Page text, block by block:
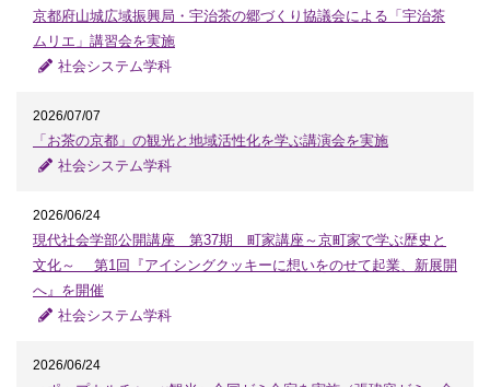
京都府山城広域振興局・宇治茶の郷づくり協議会による「宇治茶
ムリエ」講習会を実施
社会システム学科
2026/07/07
「お茶の京都」の観光と地域活性化を学ぶ講演会を実施
社会システム学科
2026/06/24
現代社会学部公開講座 第37期 町家講座～京町家で学ぶ歴史と
文化～ 第1回『アイシングクッキーに想いをのせて起業、新展開
へ』を開催
社会システム学科
2026/06/24